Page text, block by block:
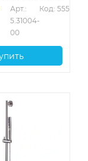
Арт.:
5.31004-
00
Код: 55522